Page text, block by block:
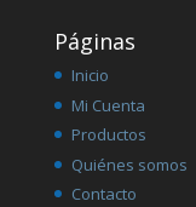
Páginas
Inicio
Mi Cuenta
Productos
Quiénes somos
Contacto